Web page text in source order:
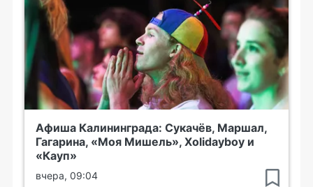
Афиша Калининграда: Сукачёв, Маршал,
Гагарина, «Моя Мишель», Xolidayboy и
«Кауп»
вчера, 09:04